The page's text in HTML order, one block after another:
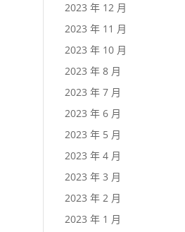
2023 年 12 月
2023 年 11 月
2023 年 10 月
2023 年 8 月
2023 年 7 月
2023 年 6 月
2023 年 5 月
2023 年 4 月
2023 年 3 月
2023 年 2 月
2023 年 1 月